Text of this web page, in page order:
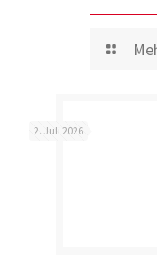
2. Juli 2026